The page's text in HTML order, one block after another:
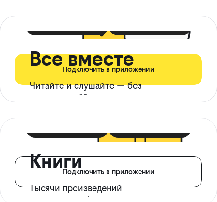
Все вместе
Читайте и слушайте — без
ограничений*
Подключить в приложении
Книги
Тысячи произведений
с доступом офлайн
Подключить в приложении